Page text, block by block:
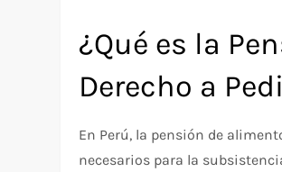
¿Qué es la
Derecho a
En Perú, la pensión de
necesarios para la